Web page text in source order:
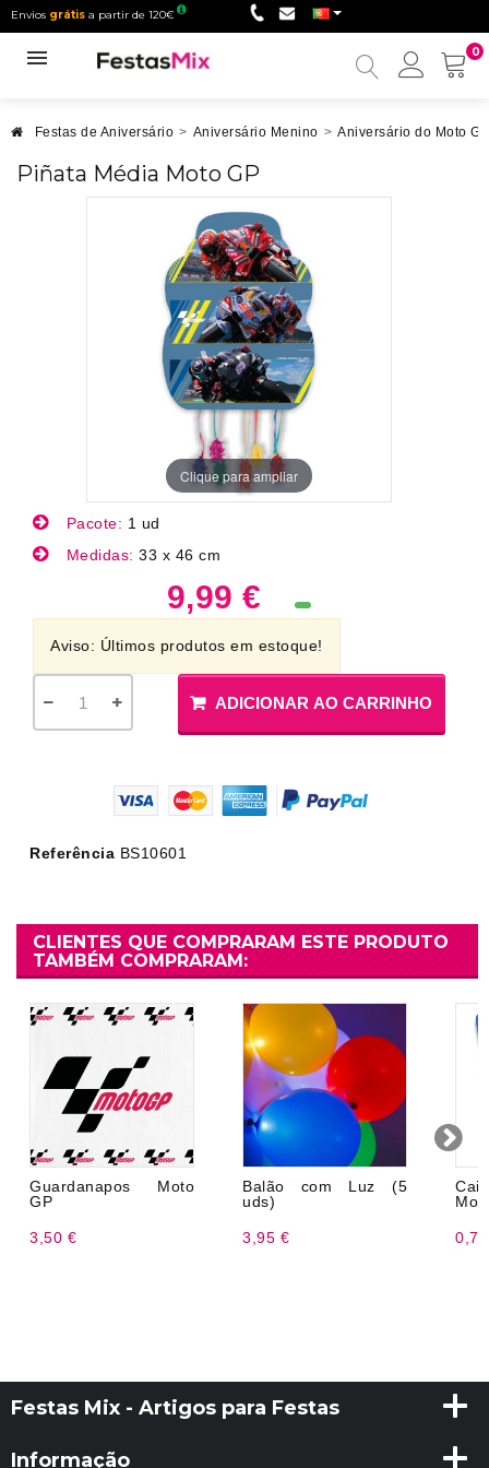
Envios grátis a partir de 120€
0
Minha
Festas de Aniversário > Aniversário Menino > Aniversário do Moto GP
Piñata Média Moto GP
Clique para ampliar
Pacote: 1 ud
Medidas: 33 x 46 cm
9,99 €
Aviso: Últimos produtos em estoque!
ADICIONAR AO CARRINHO
Referência BS10601
CLIENTES QUE COMPRARAM ESTE PRODUTO
TAMBÉM COMPRARAM:
Guardanapos Moto
GP
3,50 €
Balão com Luz (5
uds)
3,95 €
Festas Mix - Artigos para Festas
Informação